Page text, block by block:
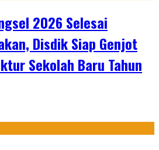
2026 Selesai
Disdik Siap Genjot
Sekolah Baru Tahun